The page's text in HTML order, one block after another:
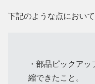
下記のような点におい
・部品ピックア
縮できたこと。